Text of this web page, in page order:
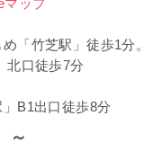
マップ
「竹芝駅」徒歩1分。
北口徒歩7分
B1出口徒歩8分
～